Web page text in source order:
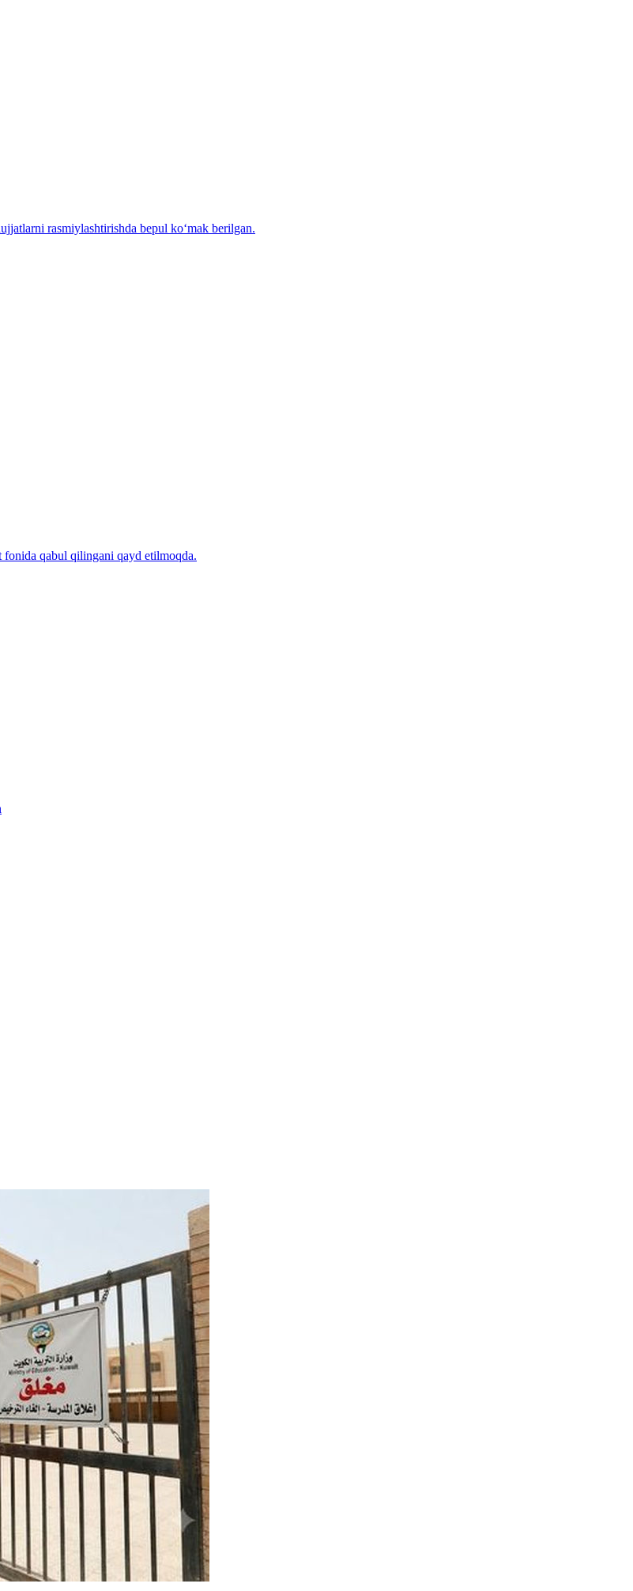
rasmiylashtirishda bepul ko‘mak berilgan.
fonida qabul qilingani qayd etilmoqda.